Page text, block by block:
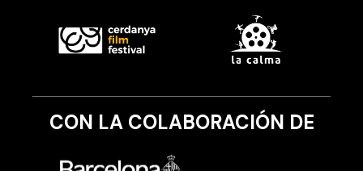
CON LA COLABORACIÓN DE